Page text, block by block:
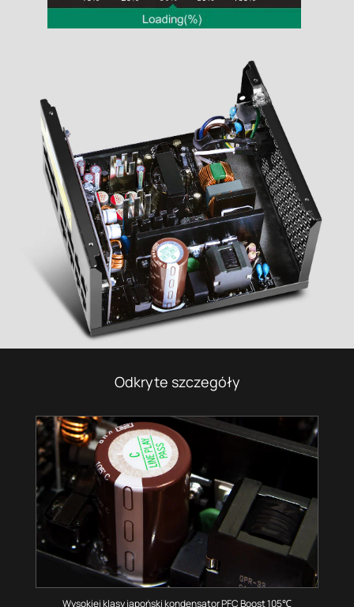
Odkryte szczegóły
Wysokiej klasy japoński kondensator PFC Boost 105℃